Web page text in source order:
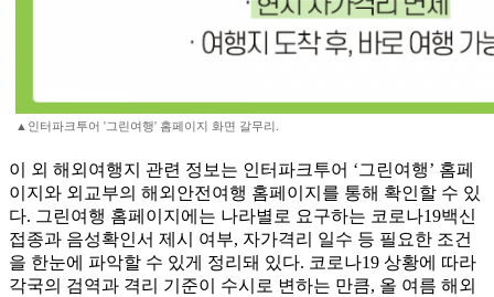
▲인터파크투어 '그린여행' 홈페이지 화면 갈무리.
이 외 해외여행지 관련 정보는 인터파크투어 ‘그린여행’ 홈페
이지와 외교부의 해외안전여행 홈페이지를 통해 확인할 수 있
다. 그린여행 홈페이지에는 나라별로 요구하는 코로나19백신
접종과 음성확인서 제시 여부, 자가격리 일수 등 필요한 조건
을 한눈에 파악할 수 있게 정리돼 있다. 코로나19 상황에 따라
각국의 검역과 격리 기준이 수시로 변하는 만큼, 올 여름 해외